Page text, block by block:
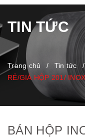
TIN TỨC
Trang chủ / Tin tức /
RẺ/GIÁ HỘP 201/
BÁN HỘP